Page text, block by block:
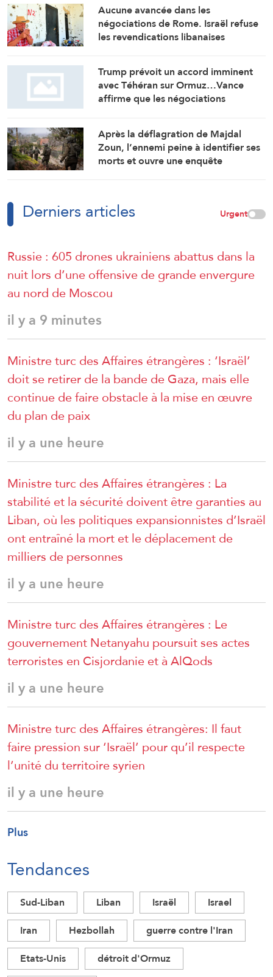
Aucune avancée dans les
négociations de Rome. Israël refuse
les revendications libanaises
Trump prévoit un accord imminent
avec Téhéran sur Ormuz…Vance
affirme que les négociations
Après la déflagration de Majdal
Zoun, l’ennemi peine à identifier ses
morts et ouvre une enquête
Derniers articles Urgent
Russie : 605 drones ukrainiens abattus dans la
nuit lors d’une offensive de grande envergure
au nord de Moscou
il y a 9 minutes
Ministre turc des Affaires étrangères : ‘Israël’
doit se retirer de la bande de Gaza, mais elle
continue de faire obstacle à la mise en œuvre
du plan de paix
il y a une heure
Ministre turc des Affaires étrangères : La
stabilité et la sécurité doivent être garanties au
Liban, où les politiques expansionnistes d’Israël
ont entraîné la mort et le déplacement de
milliers de personnes
il y a une heure
Ministre turc des Affaires étrangères : Le
gouvernement Netanyahu poursuit ses actes
terroristes en Cisjordanie et à AlQods
il y a une heure
Ministre turc des Affaires étrangères: Il faut
faire pression sur ‘Israël’ pour qu’il respecte
l’unité du territoire syrien
il y a une heure
Plus
Tendances
Sud-Liban Liban Israël
Israel
Iran
Hezbollah
guerre contre l'Iran
Etats-Unis
détroit d'Ormuz